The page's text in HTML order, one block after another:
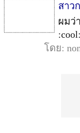
สาว
ผมว่
โดย: